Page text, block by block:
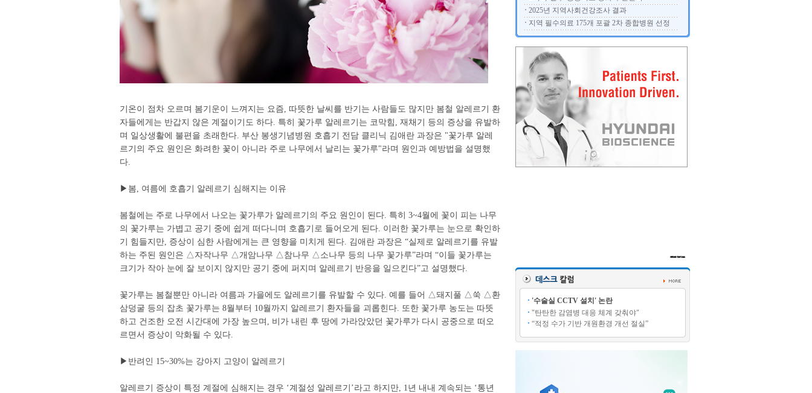
기온이 점차 오르며 봄기운이 느껴지는 요즘, 따뜻한 날씨를 반기는 사람들도 많지만 봄철 알레르기 환
자들에게는 반갑지 않은 계절이기도 하다. 특히 꽃가루 알레르기는 코막힘, 재채기 등의 증상을 유발하
며 일상생활에 불편을 초래한다. 부산 봉생기념병원 호흡기 전담 클리닉 김애란 과장은 "꽃가루 알레
르기의 주요 원인은 화려한 꽃이 아니라 주로 나무에서 날리는 꽃가루"라며 원인과 예방법을 설명했
다.
▶봄, 여름에 호흡기 알레르기 심해지는 이유
봄철에는 주로 나무에서 나오는 꽃가루가 알레르기의 주요 원인이 된다. 특히 3~4월에 꽃이 피는 나무
의 꽃가루는 가볍고 공기 중에 쉽게 떠다니며 호흡기로 들어오게 된다. 이러한 꽃가루는 눈으로 확인하
기 힘들지만, 증상이 심한 사람에게는 큰 영향을 미치게 된다. 김애란 과장은 “실제로 알레르기를 유발
하는 주된 원인은 △자작나무 △개암나무 △참나무 △소나무 등의 나무 꽃가루”라며 “이들 꽃가루는
크기가 작아 눈에 잘 보이지 않지만 공기 중에 퍼지며 알레르기 반응을 일으킨다”고 설명했다.
꽃가루는 봄철뿐만 아니라 여름과 가을에도 알레르기를 유발할 수 있다. 예를 들어 △돼지풀 △쑥 △환
삼덩굴 등의 잡초 꽃가루는 8월부터 10월까지 알레르기 환자들을 괴롭힌다. 또한 꽃가루 농도는 따뜻
하고 건조한 오전 시간대에 가장 높으며, 비가 내린 후 땅에 가라앉았던 꽃가루가 다시 공중으로 떠오
르면서 증상이 악화될 수 있다.
▶반려인 15~30%는 강아지 고양이 알레르기
알레르기 증상이 특정 계절에 심해지는 경우 ‘계절성 알레르기’라고 하지만, 1년 내내 계속되는 ‘통년
2025년 지역사회건강조사 결과
지역 필수의료 175개 포괄 2차 종합병원 선정
'수술실 CCTV 설치' 논란
"탄탄한 감염병 대응 체계 갖춰야"
“적정 수가 기반 개원환경 개선 절실”